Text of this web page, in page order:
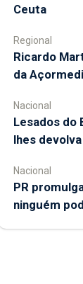
Ceuta
Regional
Ricardo
da
Nacional
Lesados do
lhes
Nacional
PR
ninguém